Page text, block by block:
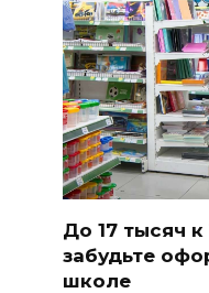
До 17 тысяч к
забудьте
школе